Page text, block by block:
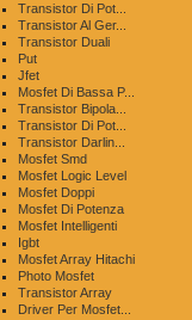
Transistor Di Pot...
Transistor Al Ger...
Transistor Duali
Put
Jfet
Mosfet Di Bassa P...
Transistor Bipola...
Transistor Di Pot...
Transistor Darlin...
Mosfet Smd
Mosfet Logic Level
Mosfet Doppi
Mosfet Di Potenza
Mosfet Intelligenti
Igbt
Mosfet Array Hitachi
Photo Mosfet
Transistor Array
Driver Per Mosfet...